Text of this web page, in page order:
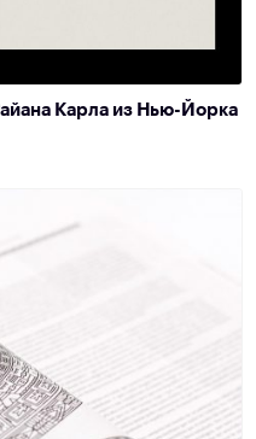
Карла из Нью-Йорка